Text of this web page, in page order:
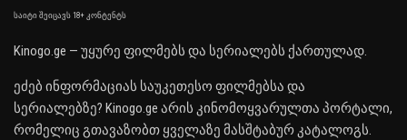
საიტი შეიცავს 18+ კონტენტს
Kinogo.ge — უყურე ფილმებს და სერიალებს ქართულად.
ეძებ ინფორმაციას საუკეთესო ფილმებსა და
სერიალებზე? Kinogo.ge არის კინომოყვარულთა პორტალი,
რომელიც გთავაზობთ ყველაზე მასშტაბურ კატალოგს.